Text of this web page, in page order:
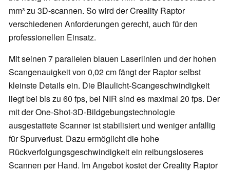
mm³ zu 3D-scannen. So wird der Creality Raptor
verschiedenen Anforderungen gerecht, auch für den
professionellen Einsatz.
Mit seinen 7 parallelen blauen Laserlinien und der hohen
Scangenauigkeit von 0,02 cm fängt der Raptor selbst
kleinste Details ein. Die Blaulicht-Scangeschwindigkeit
liegt bei bis zu 60 fps, bei NIR sind es maximal 20 fps. Der
mit der One-Shot-3D-Bildgebungstechnologie
ausgestattete Scanner ist stabilisiert und weniger anfällig
für Spurverlust. Dazu ermöglicht die hohe
Rückverfolgungsgeschwindigkeit ein reibungsloseres
Scannen per Hand. Im Angebot kostet der Creality Raptor